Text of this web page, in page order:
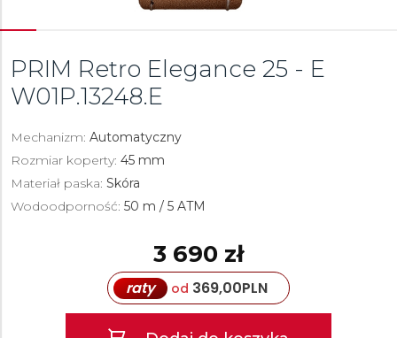
PRIM Retro Elegance 25 - E
W01P.13248.E
Mechanizm: Automatyczny
Rozmiar koperty: 45 mm
Materiał paska: Skóra
Wodoodporność: 50 m / 5 ATM
3 690 zł
raty od 369,00PLN